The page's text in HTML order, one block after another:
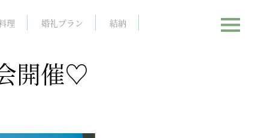
理 婚礼プラン 結納
開催♡